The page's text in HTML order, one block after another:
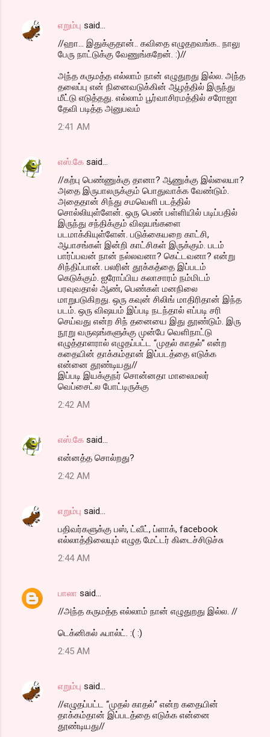
எறும்பு said…
//ஹா... இதுக்குதான்.. கவிதை எழுதறவங்க.. நாலு
பேரு நாட்டுக்கு வேணுங்கறேன். :)//
அந்த கருமத்த எல்லாம் நான் எழுதுறது இல்ல. அந்த
தலைப்பு என் நினைவடுக்கின் ஆழத்தில் இருந்து
மீட்டு எடுத்தது. எல்லாம் பூர்வாசிரமத்தில் சரோஜா
தேவி படித்த அனுபவம்
2:41 AM
எஸ்.கே said…
//கற்பு பெண்ணுக்கு தானா? ஆணுக்கு இல்லையா?
அதை இருபாலருக்கும் பொதுவாக்க வேண்டும்.
அதைதான் சிந்து சமவெளி படத்தில்
சொல்லியுள்ளேன். ஒரு பெண் பள்ளியில் படிப்பதில்
இருந்து சந்திக்கும் விஷயங்களை
படமாக்கியுள்ளேன். படுக்கையறை காட்சி,
ஆபாசங்கள் இன்றி காட்சிகள் இருக்கும். படம்
பார்ப்பவன் நான் நல்லவனா? கெட்டவனா? என்று
சிந்திப்பான். பலரின் தூக்கத்தை இப்படம்
கெடுக்கும். ஐரோப்பிய கலாசாரம் நம்மிடம்
பரவுவதால் ஆண், பெண்கள் மனநிலை
மாறுபடுகிறது. ஒரு கவுன் சிலிங் மாதிரிதான் இந்த
படம். ஒரு விஷயம் இப்படி நடந்தால் எப்படி சரி
செய்வது என்ற சிந் தனையை இது தூண்டும். இரு
நூறு வருஷங்களுக்கு முன்பே வெளிநாட்டு
எழுத்தாளரால் எழுதப்பட்ட “முதல் காதல்” என்ற
கதையின் தாக்கம்தான் இப்படத்தை எடுக்க
என்னை தூண்டியது//
இப்படி இயக்குநர் சொன்னதா மாலைமலர்
வெப்சைட்ல போட்டிருக்கு
2:42 AM
எஸ்.கே said…
என்னத்த சொல்றது?
2:42 AM
எறும்பு said…
பதிவர்களுக்கு பஸ், ட்வீட், ப்ளாக், facebook
எல்லாத்திலையும் எழுத மேட்டர் கிடைச்சிடுச்சு
2:44 AM
பாலா said…
//அந்த கருமத்த எல்லாம் நான் எழுதுறது இல்ல. //
டெக்னிகல் ஃபால்ட். :( :)
2:45 AM
எறும்பு said…
//எழுதப்பட்ட “முதல் காதல்” என்ற கதையின்
தாக்கம்தான் இப்படத்தை எடுக்க என்னை
தூண்டியது//